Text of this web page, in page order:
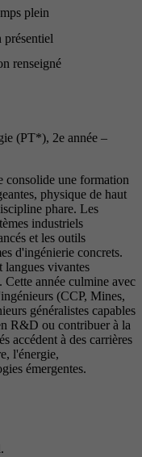
plein
présentiel
renseigné
(PT*), 2e année –
consolide une formation
physique de haut
phare. Les
industriels
et les outils
d'ingénierie concrets.
langues vivantes
année culmine avec
(CCP, Mines,
généralistes capables
R&D ou contribuer à la
accédent à des carrières
l'énergie,
émergentes.